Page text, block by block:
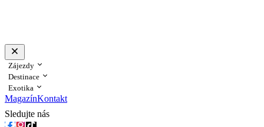
Zájezdy
Destinace
Exotika
MagazínKontakt
Sledujte nás